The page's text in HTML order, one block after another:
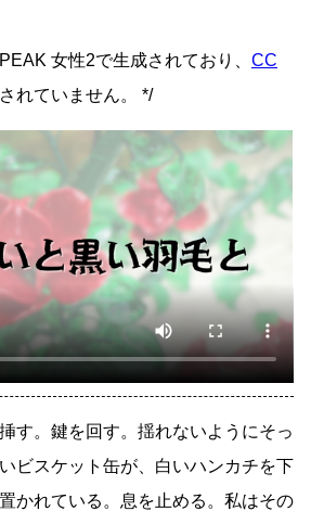
女性2で生成されており、 CC
れていません。 */
す。鍵を回す。揺れないようにそっ
ビスケット缶が、白いハンカチを下
かれている。息を止める。私はその